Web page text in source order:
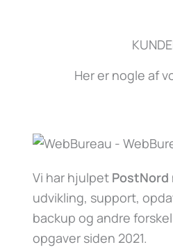
Her er nogle af
Vi har hjulpet PostNord
udvikling, support,
backup og andre
opgaver siden 2021.